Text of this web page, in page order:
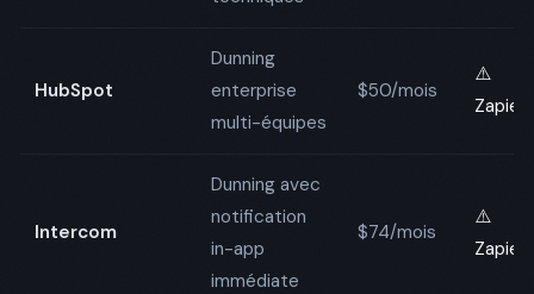
HubSpot
Dunning
enterprise
multi-équipes
$50/mois
⚠️
Zapier
Intercom
Dunning avec
notification
in-app
immédiate
$74/mois
⚠️
Zapier